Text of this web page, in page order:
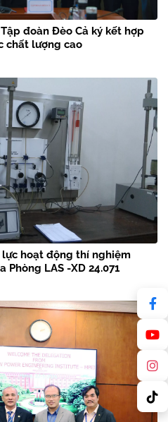
đoàn Đèo Cả ký kết hợp
chất lượng cao
hoạt động thí nghiệm
Phòng LAS -XD 24.071